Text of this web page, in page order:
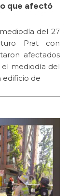
que afectó
del 27
Prat con
afectados
el mediodía del
edificio de